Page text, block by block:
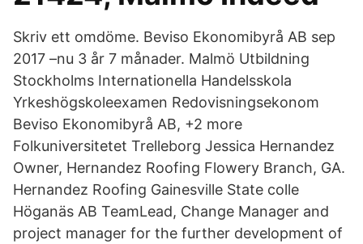
Skriv ett omdöme. Beviso Ekonomibyrå AB sep
2017 –nu 3 år 7 månader. Malmö Utbildning
Stockholms Internationella Handelsskola
Yrkeshögskoleexamen Redovisningsekonom
Beviso Ekonomibyrå AB, +2 more
Folkuniversitetet Trelleborg Jessica Hernandez
Owner, Hernandez Roofing Flowery Branch, GA.
Hernandez Roofing Gainesville State colle
Höganäs AB TeamLead, Change Manager and
project manager for the further development of